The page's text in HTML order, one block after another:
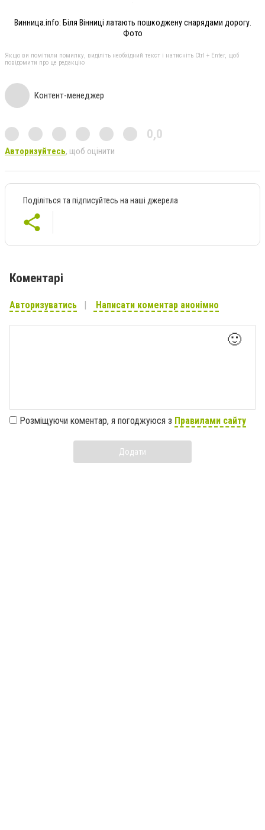
Винница.info: Біля Вінниці латають пошкоджену снарядами дорогу.
Фото
Якщо ви помітили помилку, виділіть необхідний текст і натисніть Ctrl + Enter, щоб
повідомити про це редакцію
Контент-менеджер
0,0
Авторизуйтесь, щоб оцінити
Поділіться та підписуйтесь на наші джерела
Коментарі
Авторизуватись Написати коментар анонімно
🙂
Розміщуючи коментар, я погоджуюся з Правилами сайту
Додати